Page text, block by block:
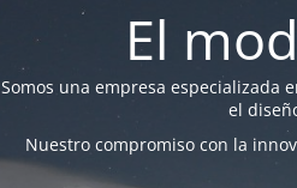
El
Somos una empresa especializada
el
Nuestro compromiso con la